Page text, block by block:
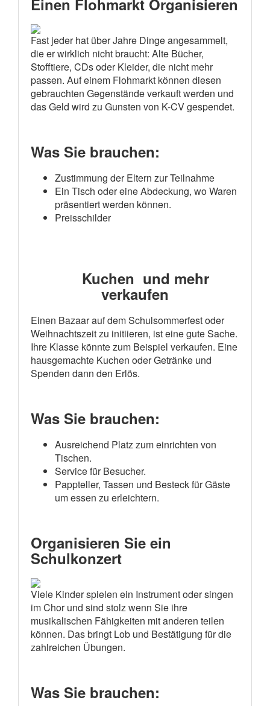
Einen Flohmarkt Organisieren
Fast jeder hat über Jahre Dinge angesammelt,
die er wirklich nicht braucht: Alte Bücher,
Stofftiere, CDs oder Kleider, die nicht mehr
passen. Auf einem Flohmarkt können diesen
gebrauchten Gegenstände verkauft werden und
das Geld wird zu Gunsten von K-CV gespendet.
Was Sie brauchen:
Zustimmung der Eltern zur Teilnahme
Ein Tisch oder eine Abdeckung, wo Waren
präsentiert werden können.
Preisschilder
Kuchen und mehr
verkaufen
Einen Bazaar auf dem Schulsommerfest oder
Weihnachtszeit zu initiieren, ist eine gute Sache.
Ihre Klasse könnte zum Beispiel verkaufen. Eine
hausgemachte Kuchen oder Getränke und
Spenden dann den Erlös.
Was Sie brauchen:
Ausreichend Platz zum einrichten von
Tischen.
Service für Besucher.
Pappteller, Tassen und Besteck für Gäste
um essen zu erleichtern.
Organisieren Sie ein
Schulkonzert
Viele Kinder spielen ein Instrument oder singen
im Chor und sind stolz wenn Sie ihre
musikalischen Fähigkeiten mit anderen teilen
können. Das bringt Lob und Bestätigung für die
zahlreichen Übungen.
Was Sie brauchen: